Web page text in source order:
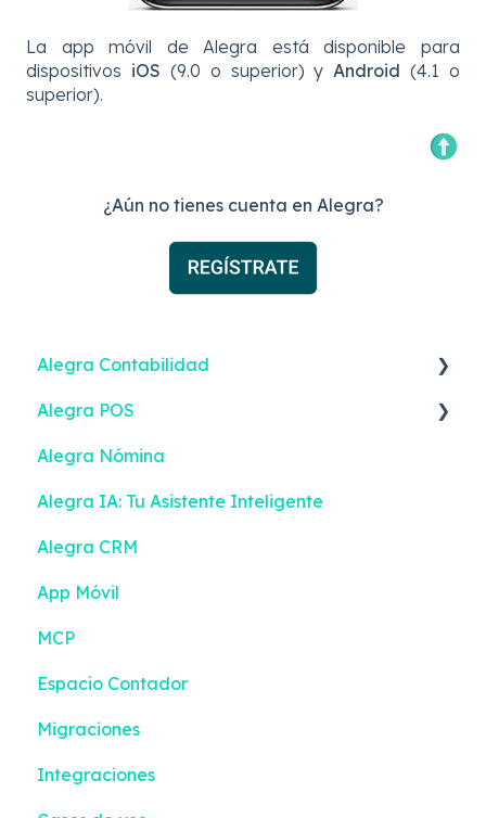
La app móvil de Alegra está disponible para
dispositivos iOS (9.0 o superior) y Android (4.1 o
superior).
¿Aún no tienes cuenta en Alegra?
Alegra Contabilidad
Facturación Electrónica
Ingresos
Gastos
Contactos
Inventario
Bancos
Contabilidad
Reportes Inteligentes
Configuración
Alegra POS
Facturar
Facturación Electrónica
Turnos
Contactos
Inventario
Configuración
Alegra Nómina
Alegra IA: Tu Asistente Inteligente
Alegra CRM
App Móvil
MCP
Espacio Contador
Migraciones
Integraciones